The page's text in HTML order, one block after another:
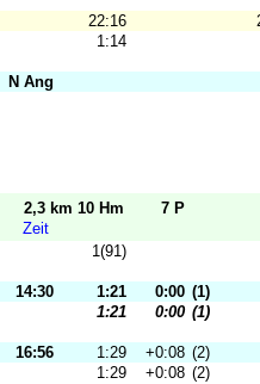
22:16
1:14
N Ang
2,3 km 10 Hm
7 P
Zeit
1(91)
14:30 1:21 0:00 (1)
1:21 0:00 (1)
16:56 1:29 +0:08 (2)
1:29 +0:08 (2)